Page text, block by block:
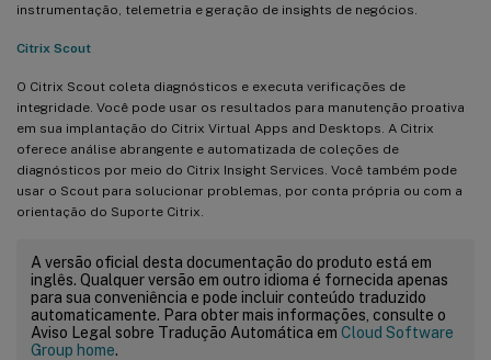
instrumentação, telemetria e geração de insights de negócios.
Citrix Scout
O Citrix Scout coleta diagnósticos e executa verificações de
integridade. Você pode usar os resultados para manutenção proativa
em sua implantação do Citrix Virtual Apps and Desktops. A Citrix
oferece análise abrangente e automatizada de coleções de
diagnósticos por meio do Citrix Insight Services. Você também pode
usar o Scout para solucionar problemas, por conta própria ou com a
orientação do Suporte Citrix.
A versão oficial desta documentação do produto está em
inglês. Qualquer versão em outro idioma é fornecida apenas
para sua conveniência e pode incluir conteúdo traduzido
automaticamente. Para obter mais informações, consulte o
Aviso Legal sobre Tradução Automática em Cloud Software
Group home.